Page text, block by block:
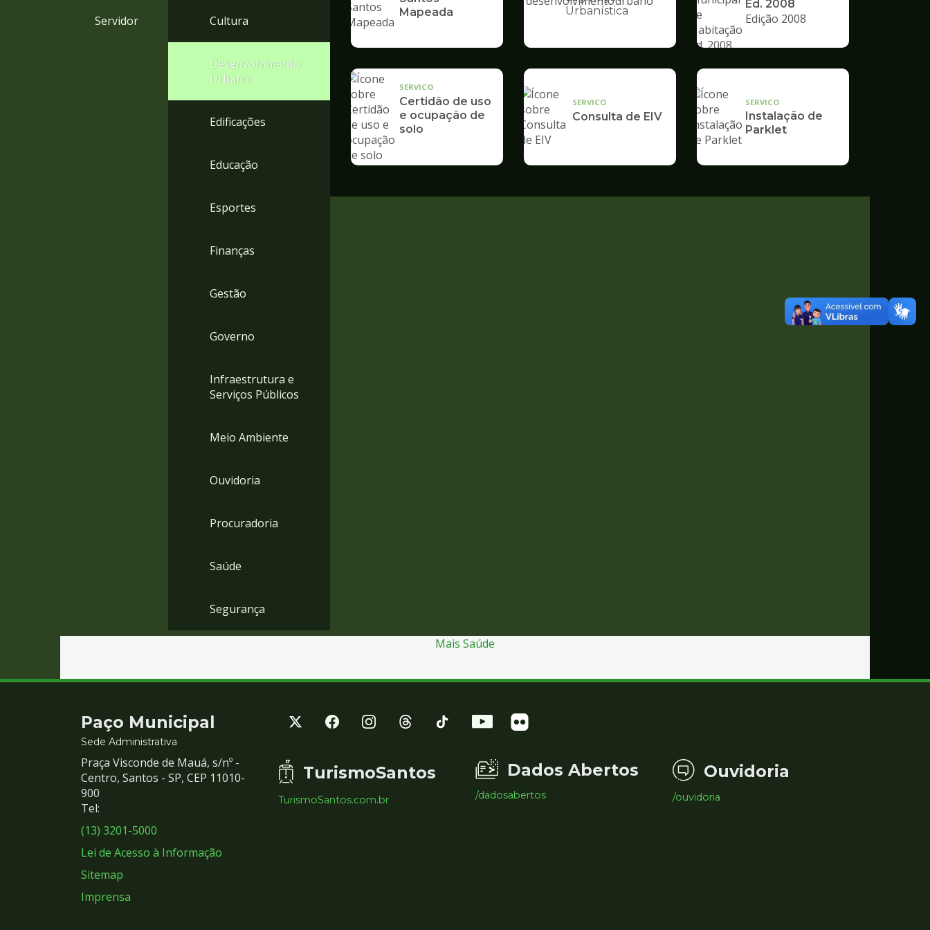
Servidor Cultura
Desenvolvimento
Urbano
Edificações
Educação
Esportes
Finanças
Gestão
Governo
Infraestrutura e
Serviços Públicos
Meio Ambiente
Ouvidoria
Procuradoria
Saúde
Segurança
Mapeada
Ilustração
de
Desenvolvimento
Urbanística
Ed. 2008
Edição 2008
SERVICO
Certidão de uso
e ocupação de
solo
SERVICO
Consulta de EIV
SERVICO
Instalação de
Parklet
Mais Saúde
Contato
e
Redes
Sociais
Paço Municipal
Sede Administrativa
Praça Visconde de Mauá, s/nº -
Centro, Santos - SP, CEP 11010-
900
Tel:
(13) 3201-5000
Lei de Acesso à Informação
Sitemap
Imprensa
TurismoSantos
TurismoSantos.com.br
Dados Abertos
/dadosabertos
Ouvidoria
/ouvidoria